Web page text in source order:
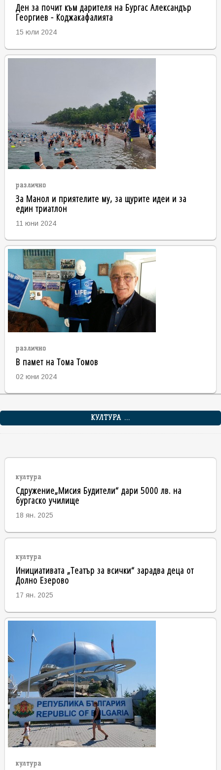
Ден за почит към дарителя на Бургас Александър
Георгиев - Коджакафалията
15 юли 2024
различно
За Манол и приятелите му, за щурите идеи и за
един триатлон
11 юни 2024
различно
В памет на Тома Томов
02 юни 2024
КУЛТУРА ...
култура
Сдружение„Мисия Будители“ дари 5000 лв. на
бургаско училище
18 ян. 2025
култура
Инициативата „Театър за всички“ зарадва деца от
Долно Езерово
17 ян. 2025
култура